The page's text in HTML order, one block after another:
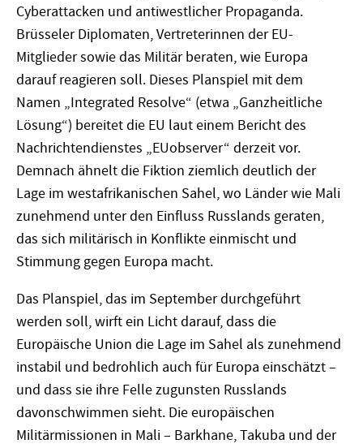
Cyberattacken und antiwestlicher Propaganda.
Brüsseler Diplomaten, Vertreterinnen der EU-
Mitglieder sowie das Militär beraten, wie Europa
darauf reagieren soll. Dieses Planspiel mit dem
Namen „Integrated Resolve“ (etwa „Ganzheitliche
Lösung“) bereitet die EU laut einem Bericht des
Nachrichtendienstes „EUobserver“ derzeit vor.
Demnach ähnelt die Fiktion ziemlich deutlich der
Lage im westafrikanischen Sahel, wo Länder wie Mali
zunehmend unter den Einfluss Russlands geraten,
das sich militärisch in Konflikte einmischt und
Stimmung gegen Europa macht.
Das Planspiel, das im September durchgeführt
werden soll, wirft ein Licht darauf, dass die
Europäische Union die Lage im Sahel als zunehmend
instabil und bedrohlich auch für Europa einschätzt –
und dass sie ihre Felle zugunsten Russlands
davonschwimmen sieht. Die europäischen
Militärmissionen in Mali – Barkhane, Takuba und der